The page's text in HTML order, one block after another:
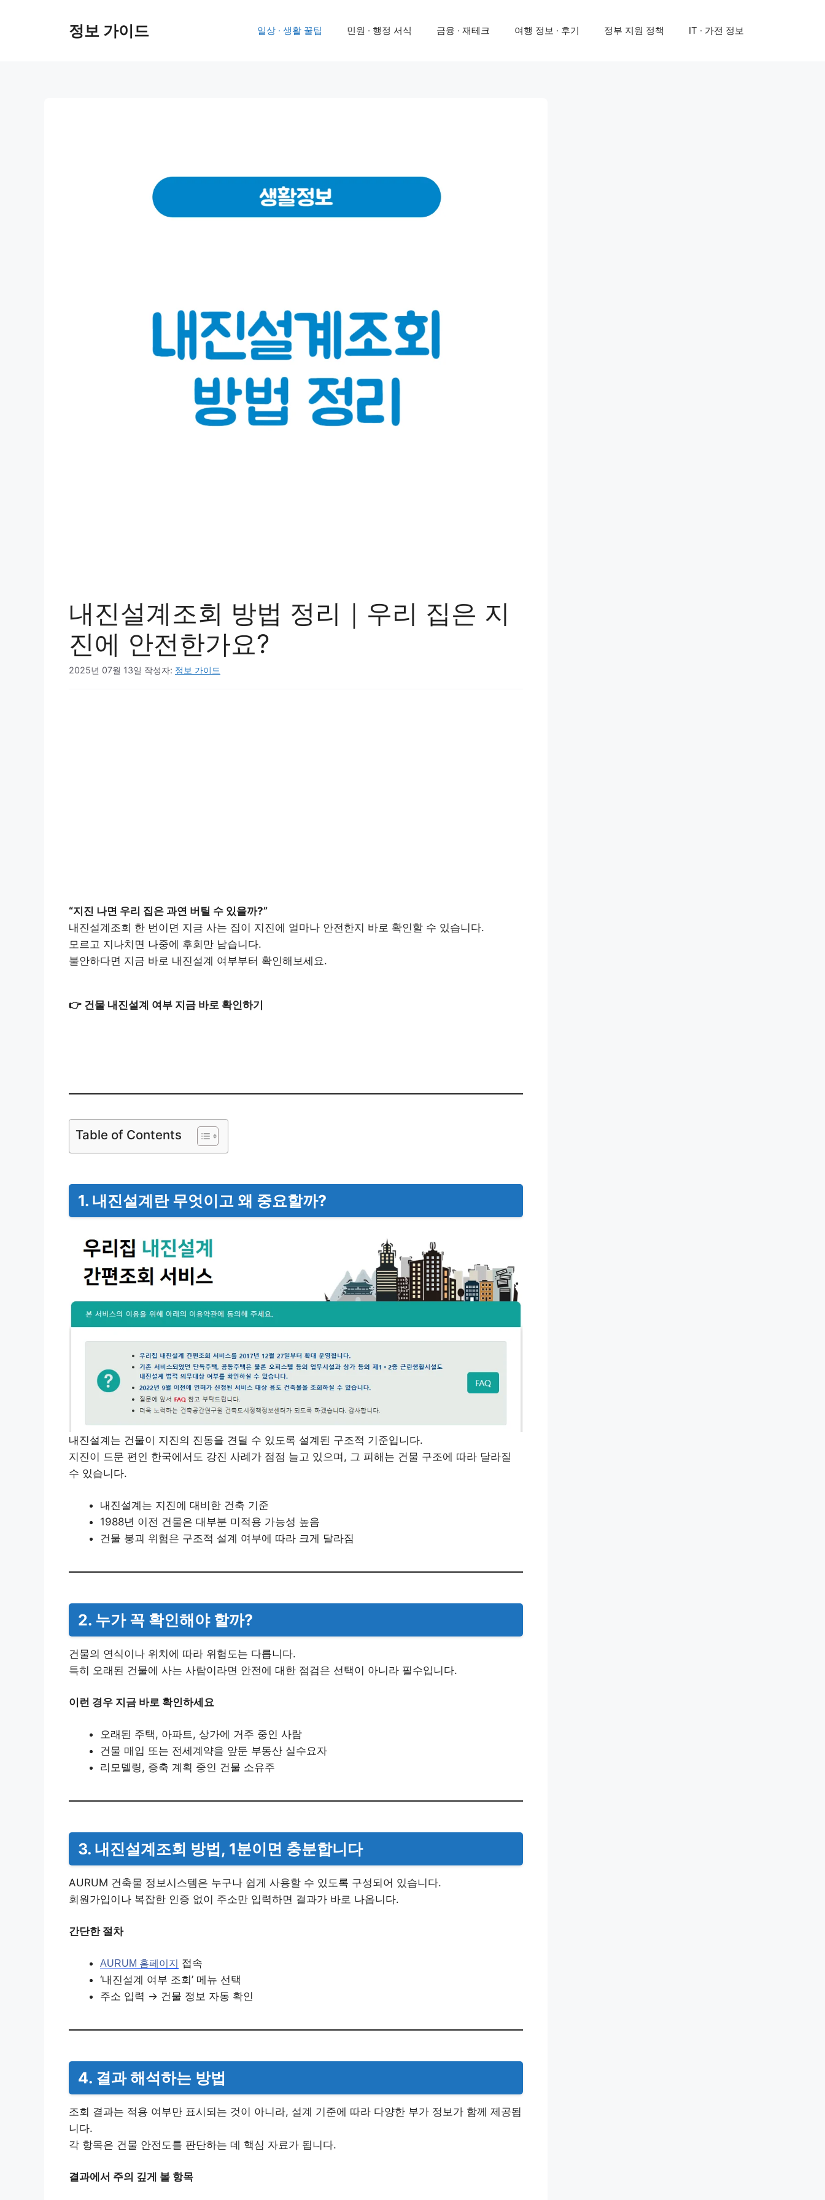
정보 가이드 일상 · 생활 꿀팁 민원 · 행정 서식 금융 · 재테크 여행 정보 · 후기 정부 지원 정책 IT · 가전 정보
내진설계조회 방법 정리｜우리 집은 지
진에 안전한가요?
2025년 07월 13일 작성자: 정보 가이드
“지진 나면 우리 집은 과연 버틸 수 있을까?”
내진설계조회 한 번이면 지금 사는 집이 지진에 얼마나 안전한지 바로 확인할 수 있습니다.
모르고 지나치면 나중에 후회만 남습니다.
불안하다면 지금 바로 내진설계 여부부터 확인해보세요.
👉 건물 내진설계 여부 지금 바로 확인하기
Table of Contents
1. 내진설계란 무엇이고 왜 중요할까?
내진설계는 건물이 지진의 진동을 견딜 수 있도록 설계된 구조적 기준입니다.
지진이 드문 편인 한국에서도 강진 사례가 점점 늘고 있으며, 그 피해는 건물 구조에 따라 달라질
수 있습니다.
내진설계는 지진에 대비한 건축 기준
1988년 이전 건물은 대부분 미적용 가능성 높음
건물 붕괴 위험은 구조적 설계 여부에 따라 크게 달라짐
2. 누가 꼭 확인해야 할까?
건물의 연식이나 위치에 따라 위험도는 다릅니다.
특히 오래된 건물에 사는 사람이라면 안전에 대한 점검은 선택이 아니라 필수입니다.
이런 경우 지금 바로 확인하세요
오래된 주택, 아파트, 상가에 거주 중인 사람
건물 매입 또는 전세계약을 앞둔 부동산 실수요자
리모델링, 증축 계획 중인 건물 소유주
3. 내진설계조회 방법, 1분이면 충분합니다
AURUM 건축물 정보시스템은 누구나 쉽게 사용할 수 있도록 구성되어 있습니다.
회원가입이나 복잡한 인증 없이 주소만 입력하면 결과가 바로 나옵니다.
간단한 절차
AURUM 홈페이지
접속
‘내진설계 여부 조회’ 메뉴 선택
주소 입력 → 건물 정보 자동 확인
4. 결과 해석하는 방법
조회 결과는 적용 여부만 표시되는 것이 아니라, 설계 기준에 따라 다양한 부가 정보가 함께 제공됩
니다.
각 항목은 건물 안전도를 판단하는 데 핵심 자료가 됩니다.
결과에서 주의 깊게 볼 항목